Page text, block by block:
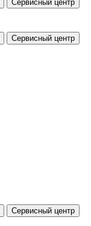
Сервисный центр
Сервисный центр
Сервисный центр